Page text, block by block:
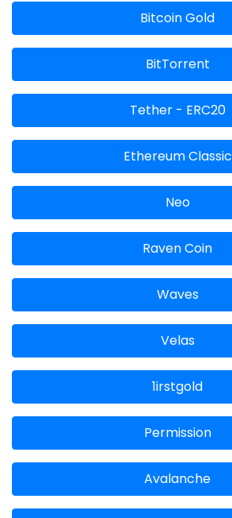
Bitcoin Gold
BitTorrent
Tether - ERC20
Ethereum Classic
Neo
Raven Coin
Waves
Velas
1irstgold
Permission
Avalanche